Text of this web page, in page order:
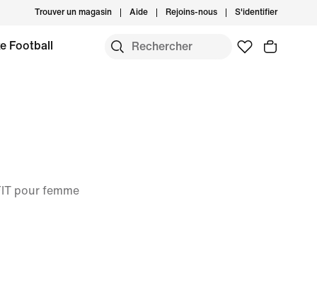
Trouver un magasin Aide Rejoins-nous S'identifier
Football
pour femme